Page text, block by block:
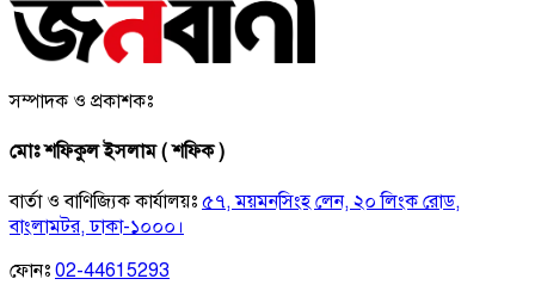
সম্পাদক ও প্রকাশকঃ
মোঃ শফিকুল ইসলাম ( শফিক )
বার্তা ও বাণিজ্যিক কার্যালয়ঃ ৫৭, ময়মনসিংহ লেন, ২০ লিংক রোড,
বাংলামটর, ঢাকা-১০০০।
ফোনঃ 02-44615293